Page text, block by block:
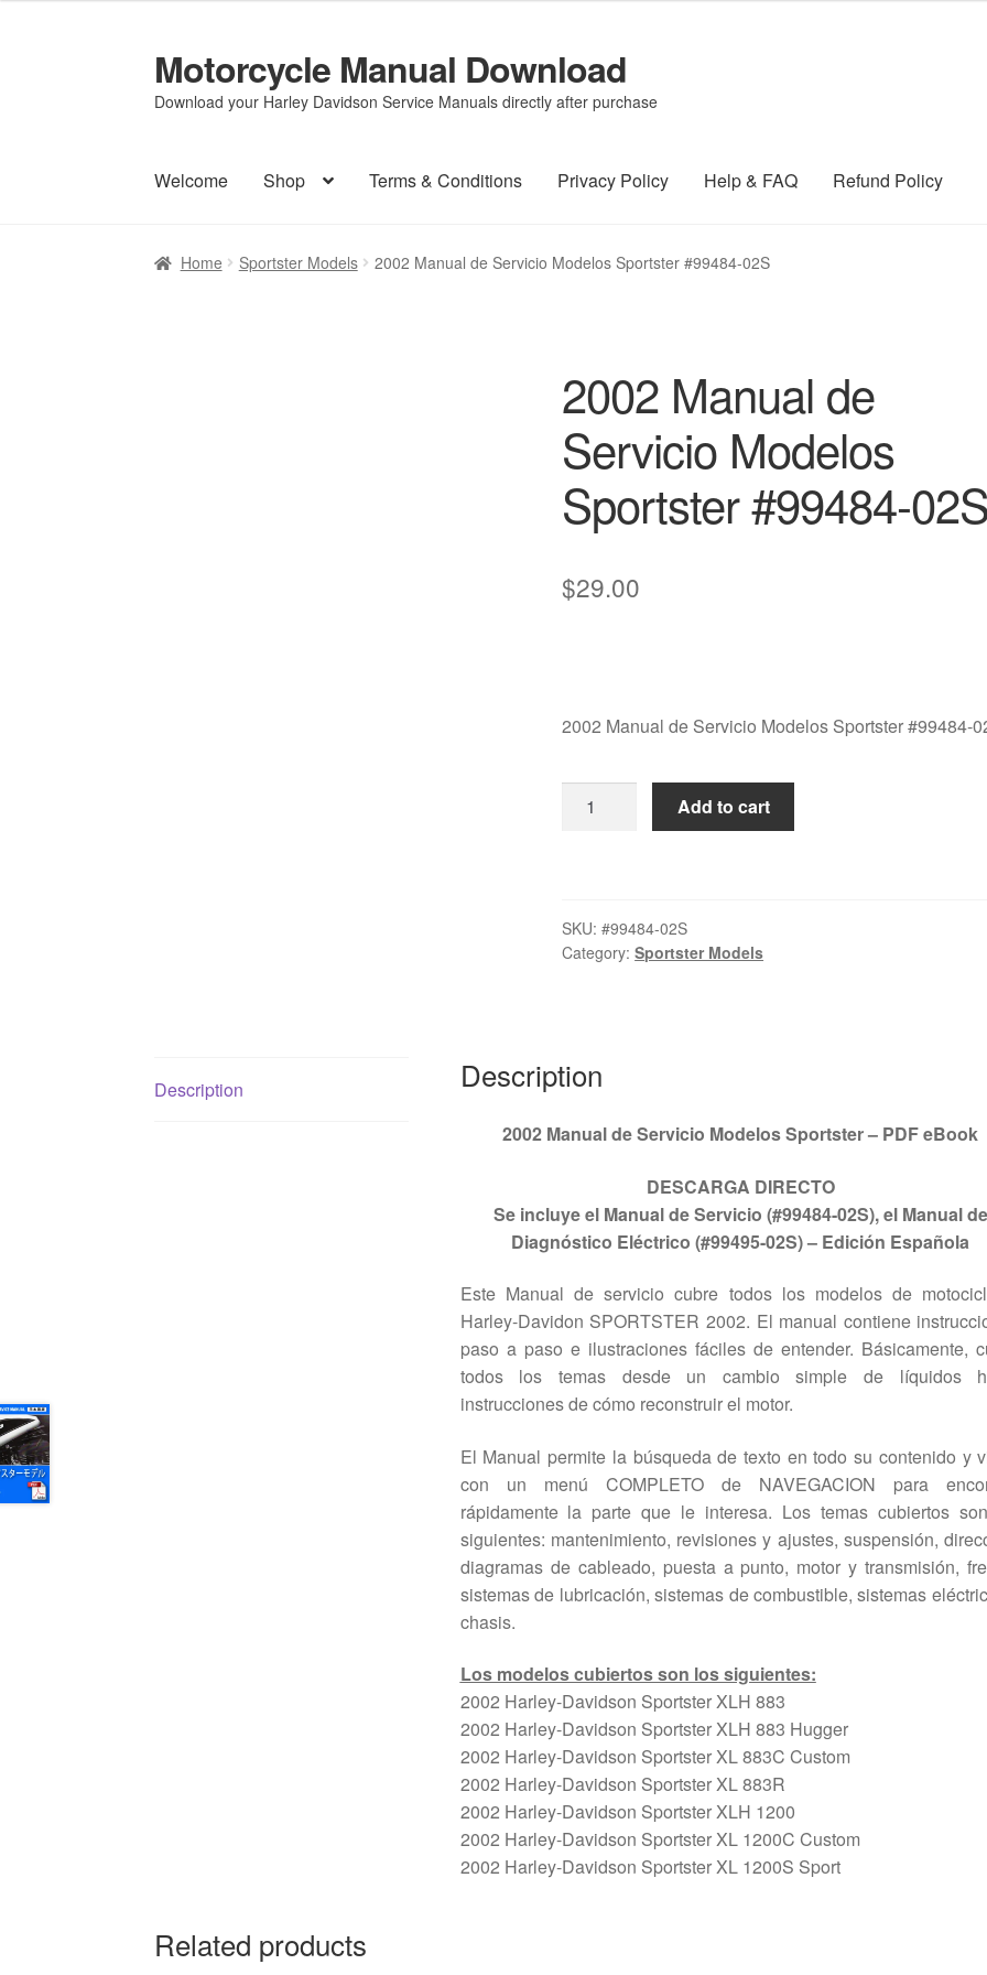
Skip
to
navigation
Skip
to
content
Motorcycle Manual Download
Download your Harley Davidson Service Manuals directly after purchase
Welcome Shop Terms & Conditions Privacy Policy Help & FAQ Refund Policy
Home Sportster Models 2002 Manual de Servicio Modelos Sportster #99484-02S
2002 Manual de
Servicio Modelos
Sportster #99484-02S
$29.00
2002 Manual de Servicio Modelos Sportster #99484-
2002
Sportster
#99484-
Add to cart
SKU:#99484-02S
Category:Sportster Models
Description Description
2002 Manual de Servicio Modelos Sportster – PDF eBook
DESCARGA DIRECTO
Se incluye el Manual de Servicio (#99484-02S), el Manual de
Diagnóstico Eléctrico (#99495-02S) – Edición Española
Este Manual de servicio cubre todos los modelos de
Harley-Davidon SPORTSTER 2002. El manual contiene
paso a paso e ilustraciones fáciles de entender. Básicamente,
todos los temas desde un cambio simple de líquidos
instrucciones de cómo reconstruir el motor.
El Manual permite la búsqueda de texto en todo su contenido y
con un menú COMPLETO de NAVEGACION para
rápidamente la parte que le interesa. Los temas cubiertos
siguientes: mantenimiento, revisiones y ajustes, suspensión,
diagramas de cableado, puesta a punto, motor y transmisión,
sistemas de lubricación, sistemas de combustible, sistemas
chasis.
Los modelos cubiertos son los siguientes:
2002 Harley-Davidson Sportster XLH 883
2002 Harley-Davidson Sportster XLH 883 Hugger
2002 Harley-Davidson Sportster XL 883C Custom
2002 Harley-Davidson Sportster XL 883R
2002 Harley-Davidson Sportster XLH 1200
2002 Harley-Davidson Sportster XL 1200C Custom
2002 Harley-Davidson Sportster XL 1200S Sport
Related products